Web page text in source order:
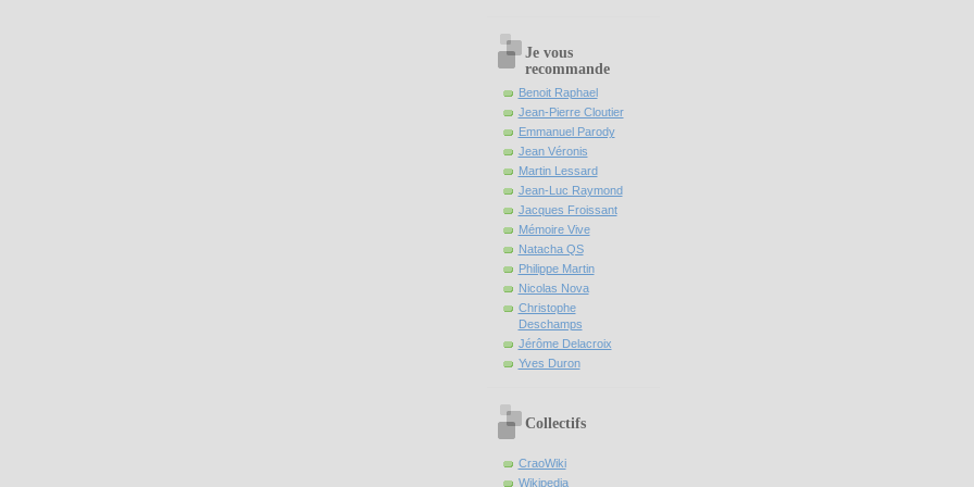
Je vous
recommande
Benoit Raphael
Jean-Pierre Cloutier
Emmanuel Parody
Jean Véronis
Martin Lessard
Jean-Luc Raymond
Jacques Froissant
Mémoire Vive
Natacha QS
Philippe Martin
Nicolas Nova
Christophe
Deschamps
Jérôme Delacroix
Yves Duron
Collectifs
CraoWiki
Wikipedia